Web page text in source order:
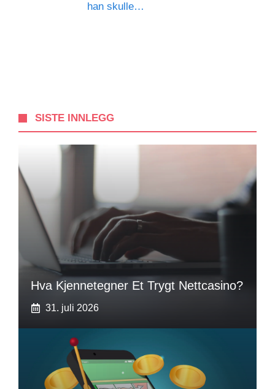
han skulle…
SISTE INNLEGG
Hva Kjennetegner Et Trygt Nettcasino?
31. juli 2026